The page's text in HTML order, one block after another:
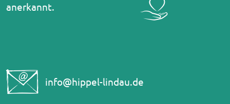
anerkannt.
ed.uadnil-leppih@ofni